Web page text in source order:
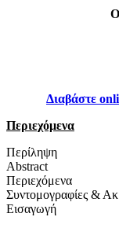
Διαβάστε
Περιεχόμενα
Περίληψη
Abstract
Περιεχόμενα
Συντομογραφίες &
Εισαγωγή